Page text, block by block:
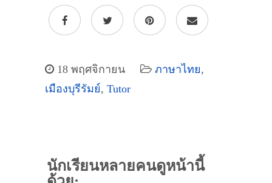
18 พฤศจิกายน ภาษาไทย,
เมืองบุรีรัมย์, Tutor
นักเรียนหลายคนดูหน้านี้